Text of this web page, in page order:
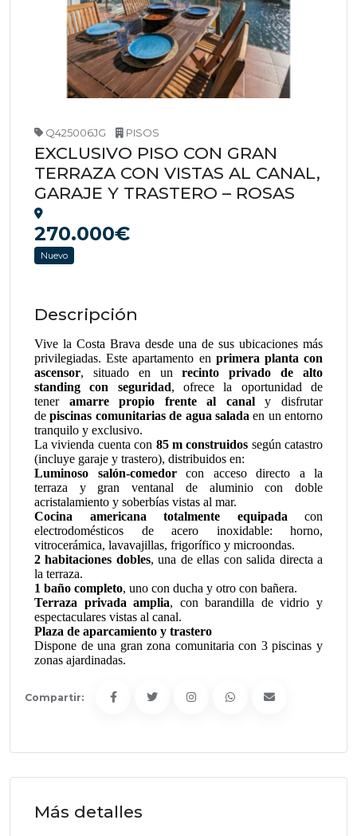
Q425006JG PISOS
EXCLUSIVO PISO CON GRAN
TERRAZA CON VISTAS AL CANAL,
GARAJE Y TRASTERO – ROSAS
270.000€
Nuevo
Descripción
Vive la Costa Brava desde una de sus ubicaciones más
privilegiadas. Este apartamento en primera planta con
ascensor, situado en unrecinto privado de alto
standing con seguridad, ofrece la oportunidad de
tener amarre propio frente al canaly disfrutar
depiscinas comunitarias de agua salada en un entorno
tranquilo y exclusivo.
La vivienda cuenta con 85 m construidos según catastro
(incluye garaje y trastero), distribuidos en:
Luminoso salón-comedorcon acceso directo a la
terraza y gran ventanal de aluminio con doble
acristalamiento y soberbías vistas al mar.
Cocina americana totalmente equipada con
electrodomésticos de acero inoxidable: horno,
vitrocerámica, lavavajillas, frigorífico y microondas.
2 habitaciones dobles, una de ellas con salida directa a
la terraza.
1 baño completo, uno con ducha y otro con bañera.
Terraza privada amplia, con barandilla de vidrio y
espectaculares vistas al canal.
Plaza de aparcamiento y trastero
Dispone de una gran zona comunitaria con 3 piscinas y
zonas ajardinadas.
Compartir:
Más detalles